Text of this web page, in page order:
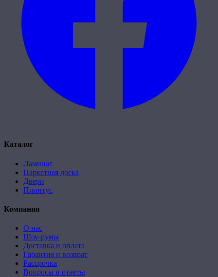
Каталог
Ламинат
Паркетная доска
Двери
Плинтус
Компания
О нас
Шоу-румы
Доставка и оплата
Гарантия и возврат
Рассрочка
Вопросы и ответы